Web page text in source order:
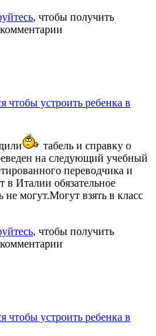
, чтобы получить
чтобы устроить ребенка в
табель и справку о
на следующий учебный
переводчика и
в Италии обязательное
не могут.Могут взять в класс
, чтобы получить
чтобы устроить ребенка в